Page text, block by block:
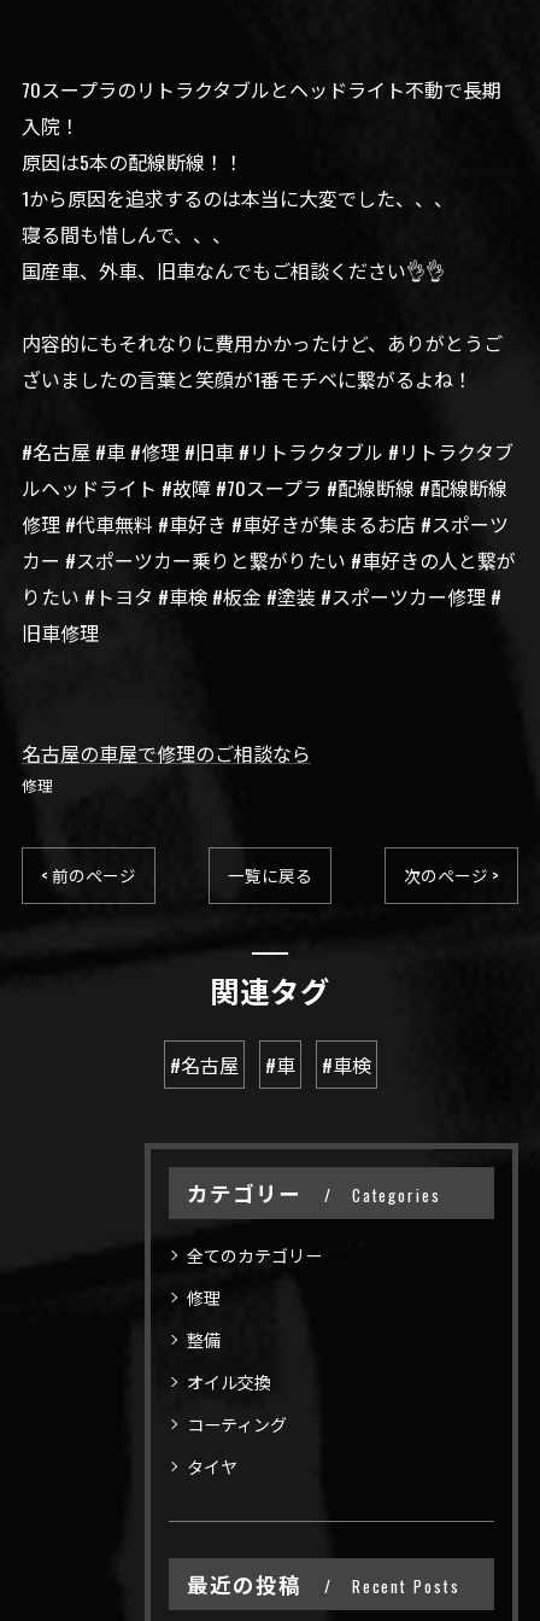
70スープラのリトラクタブルとヘッドライト不動で長期
入院！
原因は5本の配線断線！！
1から原因を追求するのは本当に大変でした、、、
寝る間も惜しんで、、、
国産車、外車、旧車なんでもご相談ください👌👌
内容的にもそれなりに費用かかったけど、ありがとうご
ざいましたの言葉と笑顔が1番モチベに繋がるよね！
#名古屋 #車 #修理 #旧車 #リトラクタブル #リトラクタブ
ルヘッドライト #故障 #70スープラ #配線断線 #配線断線
修理 #代車無料 #車好き #車好きが集まるお店 #スポーツ
カー #スポーツカー乗りと繋がりたい #車好きの人と繋が
りたい #トヨタ #車検 #板金 #塗装 #スポーツカー修理 #
旧車修理
名古屋の車屋で修理のご相談なら
修理
< 前のページ 一覧に戻る 次のページ >
関連タグ
#名古屋 #車 #車検
カテゴリー Categories
全てのカテゴリー
修理
整備
オイル交換
コーティング
タイヤ
最近の投稿 Recent Posts